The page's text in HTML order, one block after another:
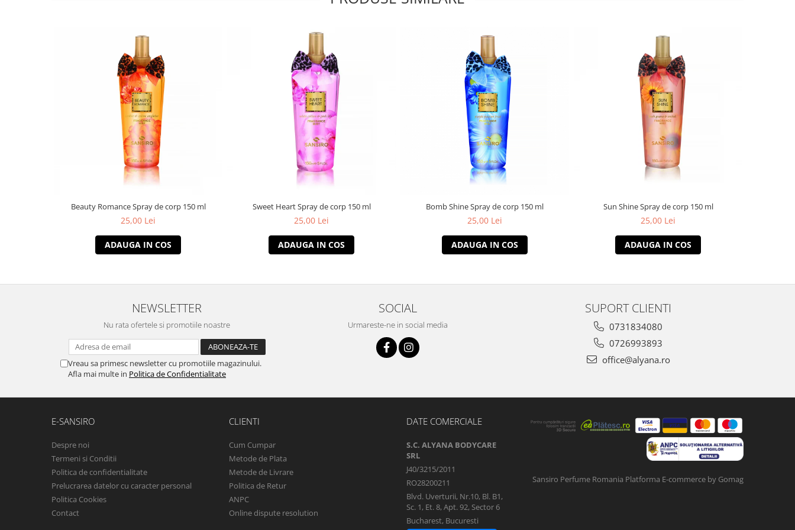
Beauty Romance Spray de corp 150 ml
25,00 Lei
ADAUGA IN COS
Sweet Heart Spray de corp 150 ml
25,00 Lei
ADAUGA IN COS
Bomb Shine Spray de corp 150 ml
25,00 Lei
ADAUGA IN COS
Sun Shine Spray de corp 150 ml
25,00 Lei
ADAUGA IN COS
NEWSLETTER
Nu rata ofertele si promotiile noastre
Vreau sa primesc newsletter cu promotiile magazinului.
Afla mai multe in Politica de Confidentialitate
SOCIAL
Urmareste-ne in social media
SUPORT CLIENTI
0731834080
0726993893
office@alyana.ro
E-SANSIRO
Despre noi
Termeni si Conditii
Politica de confidentialitate
Prelucrarea datelor cu caracter personal
Politica Cookies
Contact
CLIENTI
Cum Cumpar
Metode de Plata
Metode de Livrare
Politica de Retur
ANPC
Online dispute resolution
DATE COMERCIALE
S.C. ALYANA BODYCARE
SRL
J40/3215/2011
RO28200211
Blvd. Uverturii, Nr.10, Bl. B1,
Sc. 1, Et. 8, Apt. 92, Sector 6
Bucharest, Bucuresti
Sansiro Perfume Romania Platforma E-commerce by Gomag